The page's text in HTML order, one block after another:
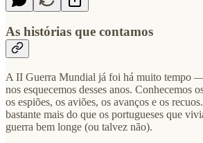
As histórias que contamos
A II Guerra Mundial já foi há muito tempo —
nos esquecemos desses anos. Conhecemos
os espiões, os aviões, os avanços e os
bastante mais do que os portugueses que
guerra bem longe (ou talvez não).